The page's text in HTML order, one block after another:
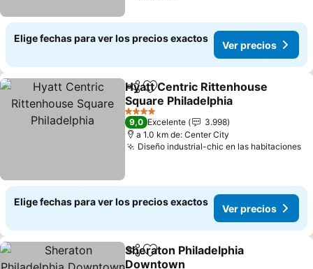
Elige fechas para ver los precios exactos
Ver precios
CompartirAgregar a favoritos
Hyatt Centric Rittenhouse
Square Philadelphia
Ver precios
4 Estrellas
9,0 Excelente
3.998
a 1.0 km de: Center City
Diseño industrial-chic en las habitaciones
Elige fechas para ver los precios exactos
Ver precios
CompartirAgregar a favoritos
Sheraton Philadelphia
Downtown